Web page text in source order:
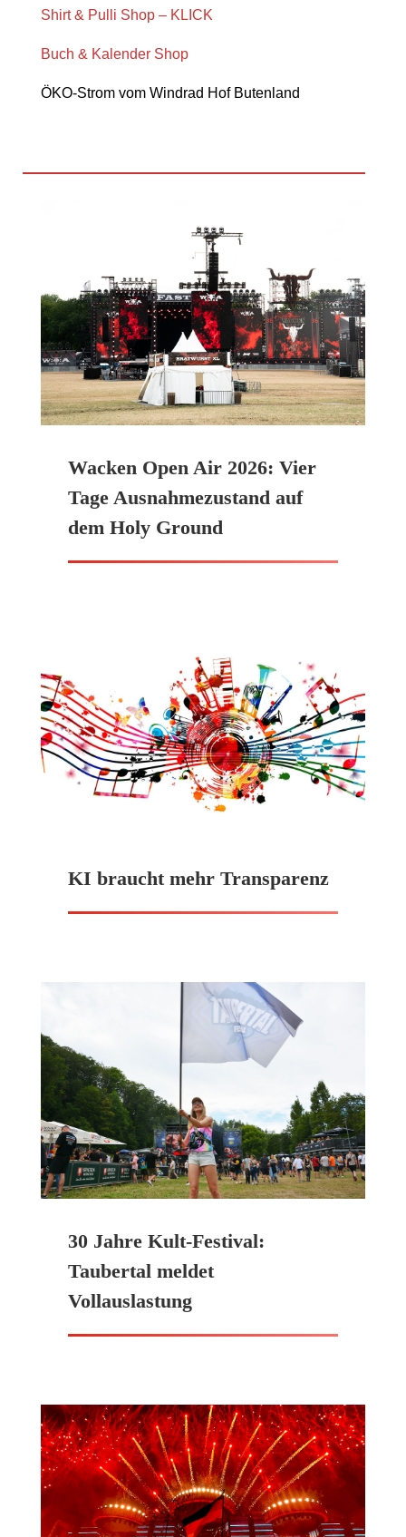
Shirt & Pulli Shop – KLICK
Buch & Kalender Shop
ÖKO-Strom vom Windrad Hof Butenland
Wacken Open Air 2026: Vier
Tage Ausnahmezustand auf
dem Holy Ground
KI braucht mehr Transparenz
30 Jahre Kult-Festival:
Taubertal meldet
Vollauslastung